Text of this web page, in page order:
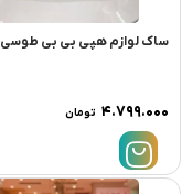
ساک لوازم هپی بی بی طوسی
۴.۷۹۹.۰۰۰ تومان